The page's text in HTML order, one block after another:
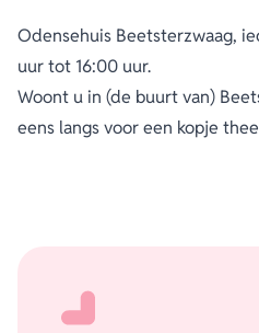
Odensehuis Beetsterzwaag,
uur tot 16:00 uur.
Woont u in (de buurt van)
eens langs voor een kopje